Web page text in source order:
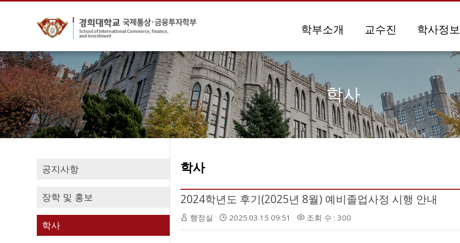
학부소개 교수진 학사정보
학사
공지사항
장학 및 홍보
학사
학사
2024학년도 후기(2025년 8월) 예비졸업사정 시행 안내
행정실 2025.03.15 09:51 조회 수 : 300